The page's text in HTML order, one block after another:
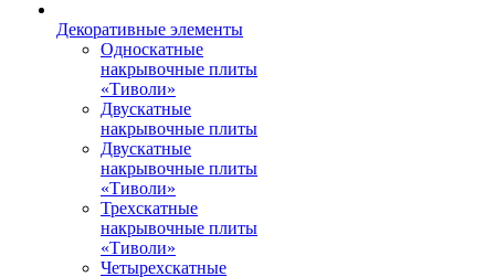
Декоративные элементы
Односкатные
накрывочные плиты
«Тиволи»
Двускатные
накрывочные плиты
Двускатные
накрывочные плиты
«Тиволи»
Трехскатные
накрывочные плиты
«Тиволи»
Четырехскатные